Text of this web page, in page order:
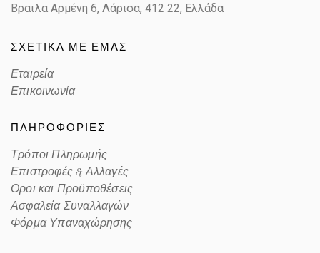
Βραϊλα Αρμένη 6, Λάρισα, 412 22, Ελλάδα
ΣΧΕΤΙΚΑ ΜΕ ΕΜΑΣ
Εταιρεία
Επικοινωνία
ΠΛΗΡΟΦΟΡΙΕΣ
Τρόποι Πληρωμής
Επιστροφές & Αλλαγές
Οροι και Προϋποθέσεις
Ασφαλεία Συναλλαγών
Φόρμα Υπαναχώρησης